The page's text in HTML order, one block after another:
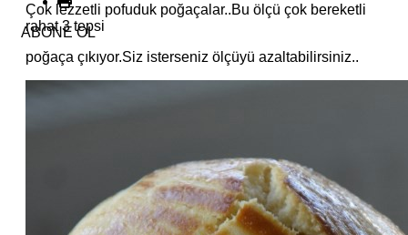
ABONE OL
Çok lezzetli pofuduk poğaçalar..Bu ölçü çok bereketli
rahat 3 tepsi
poğaça çıkıyor.Siz isterseniz ölçüyü azaltabilirsiniz..